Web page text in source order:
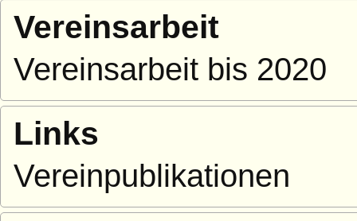
Vereinsarbeit
Vereinsarbeit bis 2020
Links
Vereinpublikationen